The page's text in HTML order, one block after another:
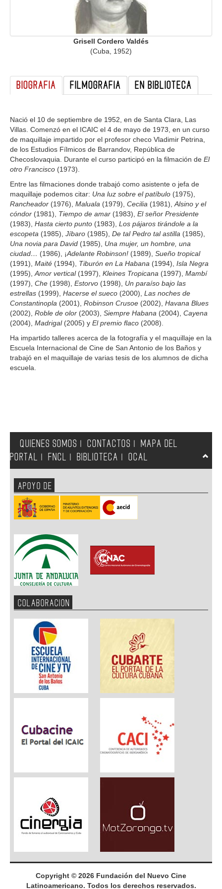
Grisell Cordero Valdés
(Cuba, 1952)
BIOGRAFIA FILMOGRAFIA EN BIBLIOTECA
Nació el 10 de septiembre de 1952, en de Santa Clara, Las
Villas. Comenzó en el ICAIC el 4 de mayo de 1973, en un curso
de maquillaje impartido por el profesor checo Vladimir Petrina,
de los Estudios Fílmicos de Barrandov, República de
Checoslovaquia. Durante el curso participó en la filmación de El
otro Francisco (1973).
Entre las filmaciones donde trabajó como asistente o jefa de
maquillaje podemos citar: Una luz sobre el patíbulo (1975),
Rancheador (1976), Maluala (1979), Cecilia (1981), Alsino y el
cóndor (1981), Tiempo de amar (1983), El señor Presidente
(1983), Hasta cierto punto (1983), Los pájaros tirándole a la
escopeta (1985), Jíbaro (1985), De tal Pedro tal astilla (1985),
Una novia para David (1985), Una mujer, un hombre, una
ciudad… (1986), ¡Adelante Robinson! (1989), Sueño tropical
(1991), Maité (1994), Tiburón en La Habana (1994), Isla Negra
(1995), Amor vertical(1997), Kleines Tropicana (1997), Mambí
(1997), Che (1998), Estorvo (1998), Un paraíso bajo las
estrellas (1999), Hacerse el sueco (2000), Las noches de
Constantinopla (2001), Robinson Crusoe (2002), Havana Blues
(2002), Roble de olor (2003), Siempre Habana (2004), Cayena
(2004), Madrigal(2005) y El premio flaco (2008).
Ha impartido talleres acerca de la fotografía y el maquillaje en la
Escuela Internacional de Cine de San Antonio de los Baños y
trabajó en el maquillaje de varias tesis de los alumnos de dicha
escuela.
QUIENES SOMOS CONTACTOS
MAPA DEL
PORTAL
FNCL BIBLIOTECA OCAL
APOYO DE
COLABORACION
Copyright © 2026 Fundación del Nuevo Cine
Latinoamericano. Todos los derechos reservados.